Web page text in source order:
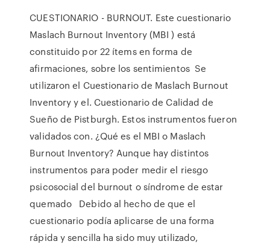
CUESTIONARIO - BURNOUT. Este cuestionario
Maslach Burnout Inventory (MBI ) está
constituido por 22 ítems en forma de
afirmaciones, sobre los sentimientos Se
utilizaron el Cuestionario de Maslach Burnout
Inventory y el. Cuestionario de Calidad de
Sueño de Pistburgh. Estos instrumentos fueron
validados con. ¿Qué es el MBI o Maslach
Burnout Inventory? Aunque hay distintos
instrumentos para poder medir el riesgo
psicosocial del burnout o síndrome de estar
quemado Debido al hecho de que el
cuestionario podía aplicarse de una forma
rápida y sencilla ha sido muy utilizado,